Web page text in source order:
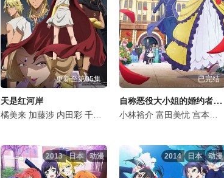
更新至第05集
天是红河岸
橘美来 加藤涉 内田彩 千叶翔也 前野智昭 游佐浩二 大野智敬
已完结
自称恶役大小姐的婚约者观察记录。
小林裕介 富田美忧 宫本侑芽
动漫
日本
2013 动漫
日本
2014